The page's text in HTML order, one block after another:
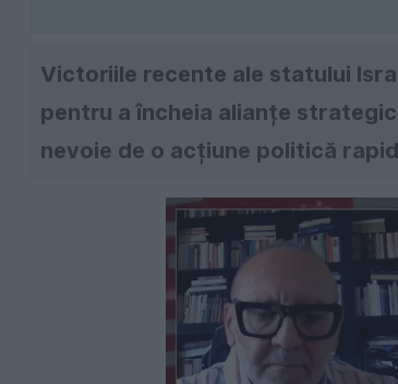
Victoriile recente ale statului
pentru a încheia alianțe
nevoie de o acțiune politică